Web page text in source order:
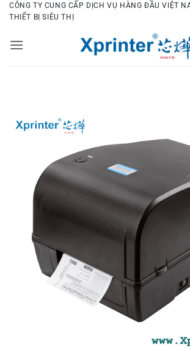
Bỏ
qua
dung
CÔNG TY CUNG CẤP DỊCH VỤ HÀNG ĐẦU VIỆT
THIẾT BỊ SIÊU THỊ